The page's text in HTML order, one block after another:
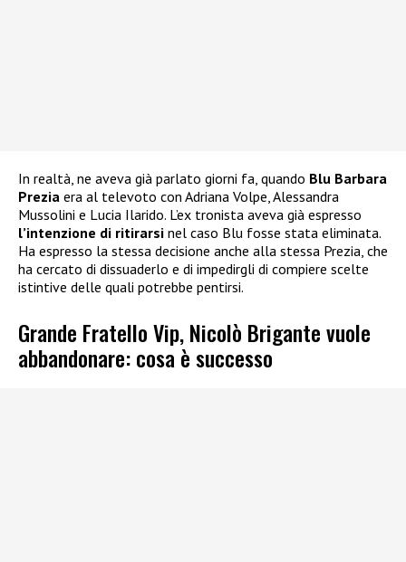
In realtà, ne aveva già parlato giorni fa, quando Blu Barbara
Prezia era al televoto con Adriana Volpe, Alessandra
Mussolini e Lucia Ilarido. L’ex tronista aveva già espresso
l’intenzione di ritirarsi nel caso Blu fosse stata eliminata.
Ha espresso la stessa decisione anche alla stessa Prezia, che
ha cercato di dissuaderlo e di impedirgli di compiere scelte
istintive delle quali potrebbe pentirsi.
Grande Fratello Vip, Nicolò Brigante vuole
abbandonare: cosa è successo